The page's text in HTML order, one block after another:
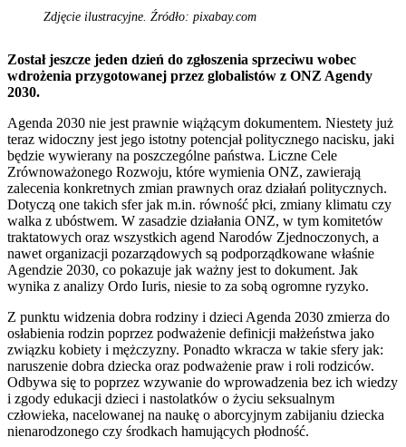
Zdjęcie ilustracyjne. Źródło: pixabay.com
Został jeszcze jeden dzień do zgłoszenia sprzeciwu wobec
wdrożenia przygotowanej przez globalistów z ONZ Agendy
2030.
Agenda 2030 nie jest prawnie wiążącym dokumentem. Niestety już
teraz widoczny jest jego istotny potencjał politycznego nacisku, jaki
będzie wywierany na poszczególne państwa. Liczne Cele
Zrównoważonego Rozwoju, które wymienia ONZ, zawierają
zalecenia konkretnych zmian prawnych oraz działań politycznych.
Dotyczą one takich sfer jak m.in. równość płci, zmiany klimatu czy
walka z ubóstwem. W zasadzie działania ONZ, w tym komitetów
traktatowych oraz wszystkich agend Narodów Zjednoczonych, a
nawet organizacji pozarządowych są podporządkowane właśnie
Agendzie 2030, co pokazuje jak ważny jest to dokument. Jak
wynika z analizy Ordo Iuris, niesie to za sobą ogromne ryzyko.
Z punktu widzenia dobra rodziny i dzieci Agenda 2030 zmierza do
osłabienia rodzin poprzez podważenie definicji małżeństwa jako
związku kobiety i mężczyzny. Ponadto wkracza w takie sfery jak:
naruszenie dobra dziecka oraz podważenie praw i roli rodziców.
Odbywa się to poprzez wzywanie do wprowadzenia bez ich wiedzy
i zgody edukacji dzieci i nastolatków o życiu seksualnym
człowieka, nacelowanej na naukę o aborcyjnym zabijaniu dziecka
nienarodzonego czy środkach hamujących płodność.